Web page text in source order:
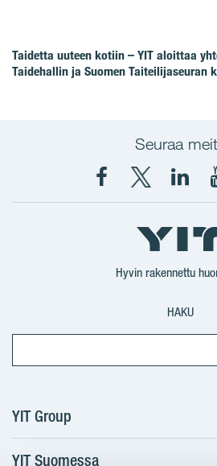
Taidetta uuteen kotiin – YIT aloittaa
Taidehallin ja Suomen Taiteilijaseuran
Seuraa
Facebook
X
YIT
Suomi
YIT
Hyvin rakennettu
HAKU
YIT Group
Tietoa YIT:stä
YIT Suomessa